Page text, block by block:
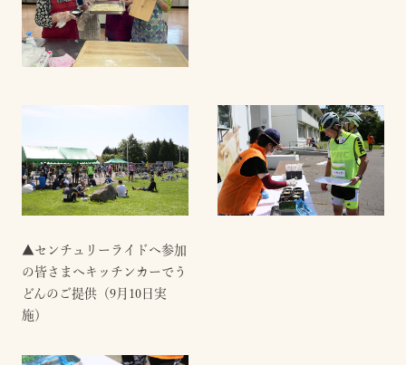
▲センチュリーライドへ参加
の皆さまへキッチンカーでう
どんのご提供（9月10日実
施）